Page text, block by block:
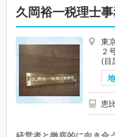
久岡裕一税理士
東
２
(目
恵